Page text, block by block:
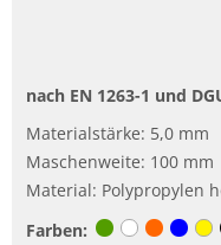
nach EN 1263-1 und
Materialstärke: 5,0 mm
Maschenweite: 100 mm
Material: Polypropylen
Farben: